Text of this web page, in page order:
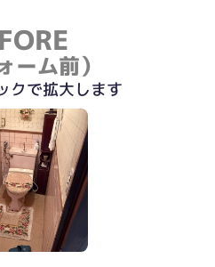
ーム前）
クで拡大します